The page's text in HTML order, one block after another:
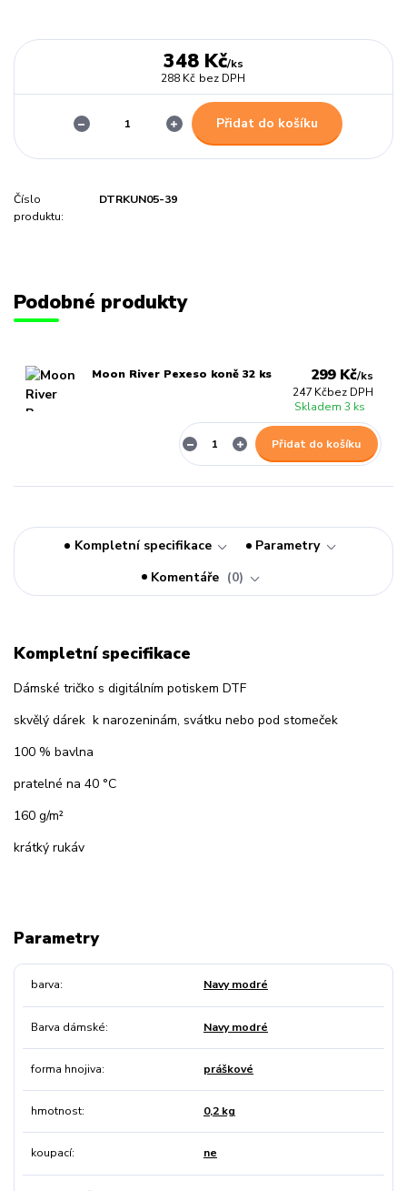
348 Kč/ks
288 Kč bez DPH
Přidat do košíku
Číslo
produktu:
DTRKUN05-39
Podobné produkty
Moon River Pexeso koně 32 ks 299 Kč/ks
247 Kčbez DPH
Skladem 3 ks
Přidat do košíku
Kompletní specifikace
Parametry
Komentáře
0
Kompletní specifikace
Dámské tričko s digitálním potiskem DTF
skvělý dárek k narozeninám, svátku nebo pod stomeček
100 % bavlna
pratelné na 40 °C
160 g/m²
krátký rukáv
Parametry
barva Navy modré
Barva dámské Navy modré
forma hnojiva práškové
hmotnost 0,2 kg
koupací ne